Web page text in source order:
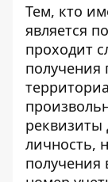
Тем, кто
является
проходит
получения
личность,
получения